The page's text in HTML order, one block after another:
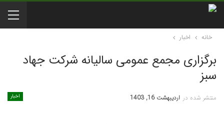
خانه اخبار
برگزاری مجمع عمومی سالیانه شرکت جهاد
سبز
اخبار منتشر شده در اردیبهشت 16, 1403